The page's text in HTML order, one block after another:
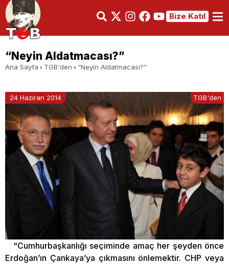
Bize Katıl
“Neyin Aldatmacası?”
Ana Sayfa TGB'den “Neyin Aldatmacası?”
24 Haziran 2014 TGB'den
“Cumhurbaşkanlığı seçiminde amaç her şeyden önce
Erdoğan’ın Çankaya’ya çıkmasını önlemektir. CHP veya